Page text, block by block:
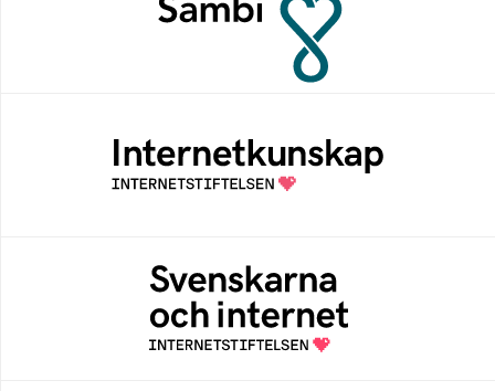
Sambi möjliggör en säker åtkomst till
digitala tjänster för sektorn vård, hälsa och
Samlad kunskap som hjälper dig att bli en
säker och medveten internetanvändare
Svenskarna och internet
En årlig studie av svenska folkets
internetvanor